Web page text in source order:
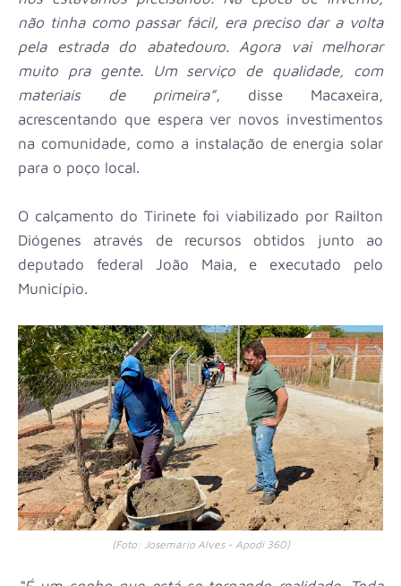
não tinha como passar fácil, era preciso dar a volta
pela estrada do abatedouro. Agora vai melhorar
muito pra gente. Um serviço de qualidade, com
materiais de primeira”, disse Macaxeira,
acrescentando que espera ver novos investimentos
na comunidade, como a instalação de energia solar
para o poço local.
O calçamento do Tirinete foi viabilizado por Railton
Diógenes através de recursos obtidos junto ao
deputado federal João Maia, e executado pelo
Município.
(Foto: Josemário Alves - Apodi 360)